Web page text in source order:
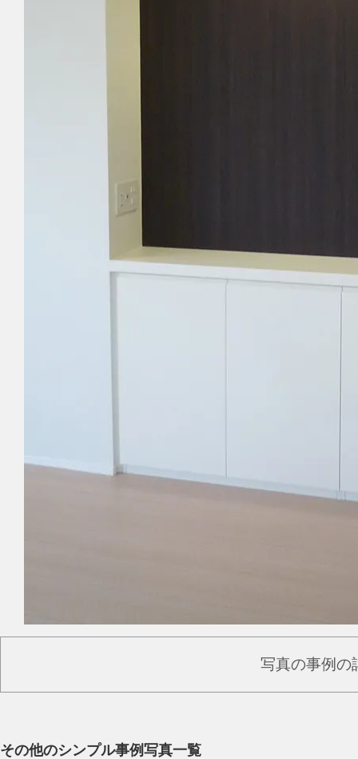
写真の事例の
その他のシンプル事例写真一覧